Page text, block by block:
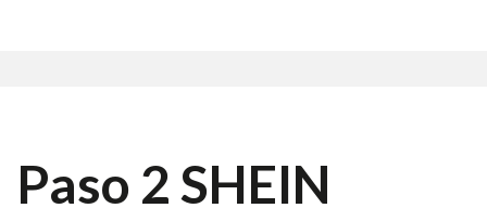
Paso 2 SHEIN